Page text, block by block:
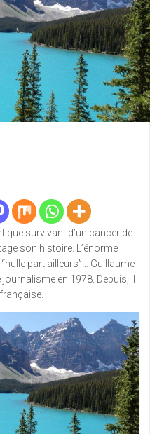
que survivant d’un cancer de
son histoire. L’énorme
part ailleurs”… Guillaume
en 1978. Depuis, il